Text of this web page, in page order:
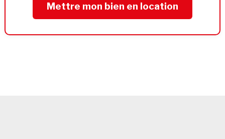
Mettre mon bien en location